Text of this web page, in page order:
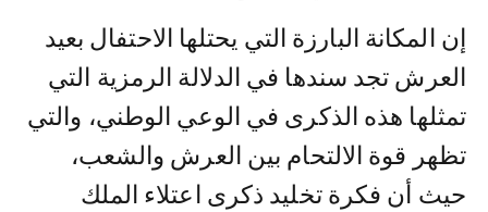
إن المكانة البارزة التي يحتلها الاحتفال بعيد
العرش تجد سندها في الدلالة الرمزية التي
تمثلها هذه الذكرى في الوعي الوطني، والتي
تظهر قوة الالتحام بين العرش والشعب،
حيث أن فكرة تخليد ذكرى اعتلاء الملك